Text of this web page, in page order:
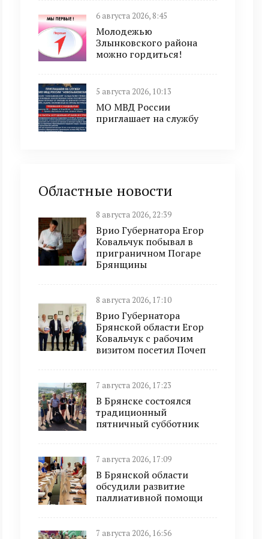
6 августа 2026, 8:45
Молодежью
Злынковского района
можно гордиться!
5 августа 2026, 10:13
МО МВД России
приглашает на службу
Областные новости
8 августа 2026, 22:39
Врио Губернатора Егор
Ковальчук побывал в
приграничном Погаре
Брянщины
8 августа 2026, 17:10
Врио Губернатора
Брянской области Егор
Ковальчук с рабочим
визитом посетил Почеп
7 августа 2026, 17:23
В Брянске состоялся
традиционный
пятничный субботник
7 августа 2026, 17:09
В Брянской области
обсудили развитие
паллиативной помощи
7 августа 2026, 16:56